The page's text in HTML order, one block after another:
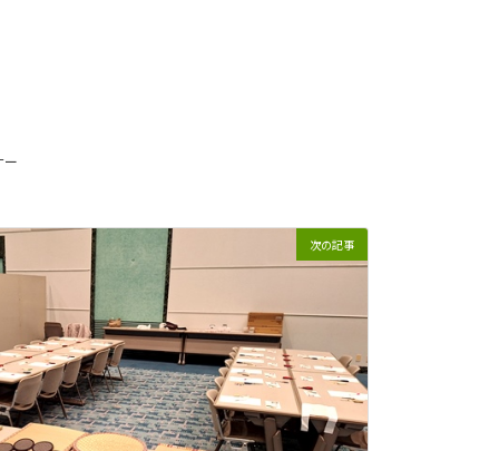
ー
次の記事